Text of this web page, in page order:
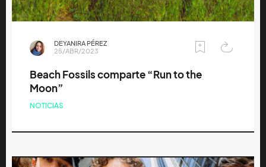
DEYANIRA PÉREZ
25/ABR/2023
Beach Fossils comparte “Run to the
Moon”
NOTICIAS